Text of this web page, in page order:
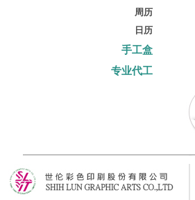
周历
日历
手工盒
专业代工